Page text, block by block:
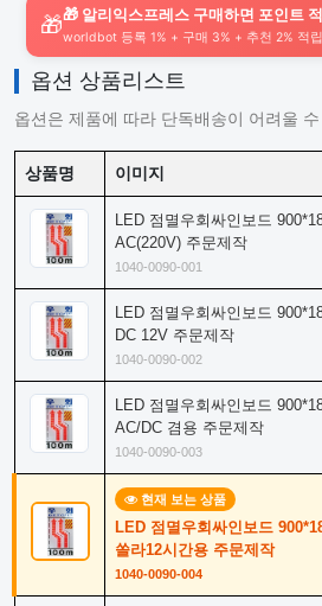
🎁🎁 알리익스프레스 구매하면 포인트
worldbot 등록 1% + 구매 3% + 추천 2% 적립
옵션 상품리스트
옵션은 제품에 따라 단독배송이 어려울
상품명 이미지
LED 점멸우회싸인보드
AC(220V) 주문제작
1040-0090-001
LED 점멸우회싸인보드
DC 12V 주문제작
1040-0090-002
LED 점멸우회싸인보드
AC/DC 겸용 주문제작
1040-0090-003
현재 보는 상품
LED 점멸우회싸인보드
쏠라12시간용 주문제작
1040-0090-004